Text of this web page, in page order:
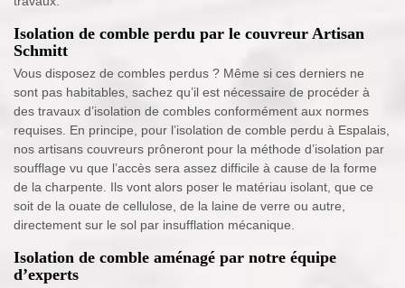
Isolation de comble perdu par le couvreur Artisan
Schmitt
Vous disposez de combles perdus ? Même si ces derniers ne
sont pas habitables, sachez qu’il est nécessaire de procéder à
des travaux d’isolation de combles conformément aux normes
requises. En principe, pour l’isolation de comble perdu à Espalais,
nos artisans couvreurs prôneront pour la méthode d’isolation par
soufflage vu que l’accès sera assez difficile à cause de la forme
de la charpente. Ils vont alors poser le matériau isolant, que ce
soit de la ouate de cellulose, de la laine de verre ou autre,
directement sur le sol par insufflation mécanique.
Isolation de comble aménagé par notre équipe
d’experts